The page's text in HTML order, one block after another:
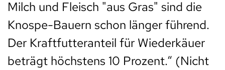
Milch und Fleisch "aus Gras" sind die
Knospe-Bauern schon länger führend.
Der Kraftfutteranteil für Wiederkäuer
beträgt höchstens 10 Prozent.“ (Nicht